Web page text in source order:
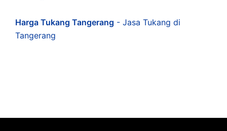
Harga Tukang Tangerang - Jasa Tukang di
Tangerang